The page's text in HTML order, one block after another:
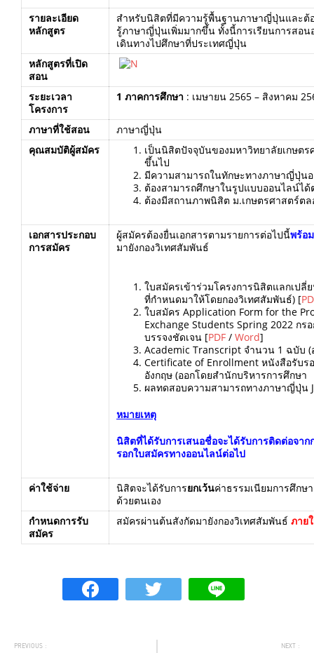
รายละเอียด
หลักสูตร
สำหรับนิสิตที่มีความรู้พื้นฐานภาษาญี่ปุ่นและต้
รู้ภาษาญี่ปุ่นเพิ่มมากขึ้น ทั้งนี้การเรียนการสอ
เดินทางไปศึกษาที่ประเทศญี่ปุ่น
หลักสูตรที่เปิด
สอน
ระยะเวลา
โครงการ
1 ภาคการศึกษา : เมษายน 2565 – สิงหาคม
ภาษาที่ใช้สอน
ภาษาญี่ปุ่น
คุณสมบัติผู้สมัคร
เป็นนิสิตปัจจุบันของมหาวิทยาลัยเกษ
ขึ้นไป
มีความสามารถในทักษะทางภาษาญี่ปุ่นอ
ต้องสามารถศึกษาในรูปแบบออนไลน์ไ
ต้องมีสถานภาพนิสิต ม.เกษตรศาสตร์ตล
เอกสารประกอบ
การสมัคร
ผู้สมัครต้องยื่นเอกสารตามรายการต่อไปนี้พร้อ
มายังกองวิเทศสัมพันธ์
ใบสมัครเข้าร่วมโครงการนิสิตแลกเป
ที่กำหนดมาให้โดยกองวิเทศสัมพันธ์) [
ใบสมัคร Application Form for the
Exchange Students Spring 2022 กร
บรรจงชัดเจน [PDF / Word]
Academic Transcript จำนวน 1 ฉบับ
Certificate of Enrollment หนังสือรับ
อังกฤษ (ออกโดยสำนักบริหารการศึกษา
ผลทดสอบความสามารถทางภาษาญี่ปุ่น
หมายเหตุ
นิสิตที่ได้รับการเสนอชื่อจะได้รับการติดต่อจาก
รอกใบสมัครทางออนไลน์ต่อไป
ค่าใช้จ่าย นิสิตจะได้รับการยกเว้นค่าธรรมเนียมการศึกษ
ด้วยตนเอง
กำหนดการรับ
สมัคร
สมัครผ่านต้นสังกัดมายังกองวิเทศสัมพันธ์ ภาย